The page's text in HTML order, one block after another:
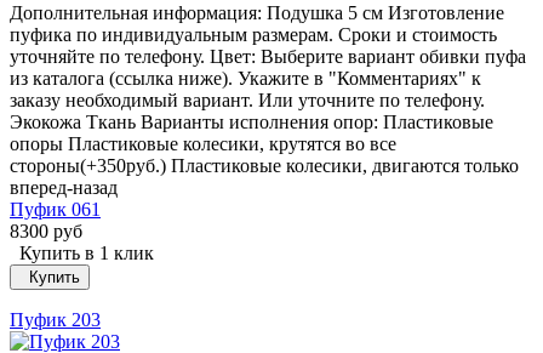
Дополнительная информация: Подушка 5 см Изготовление
пуфика по индивидуальным размерам. Сроки и стоимость
уточняйте по телефону. Цвет: Выберите вариант обивки пуфа
из каталога (ссылка ниже). Укажите в "Комментариях" к
заказу необходимый вариант. Или уточните по телефону.
Экокожа Ткань Варианты исполнения опор: Пластиковые
опоры Пластиковые колесики, крутятся во все
стороны(+350руб.) Пластиковые колесики, двигаются только
вперед-назад
Пуфик 061
8300 руб
Купить в 1 клик
Купить
Пуфик 203